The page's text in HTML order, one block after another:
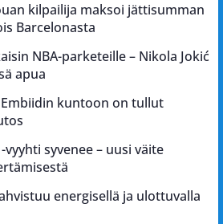
kilpailija maksoi jättisumman
Barcelonasta
NBA-parketeille – Nikola Jokić
apua
Embiidin kuntoon on tullut
syvenee – uusi väite
energisellä ja ulottuvalla